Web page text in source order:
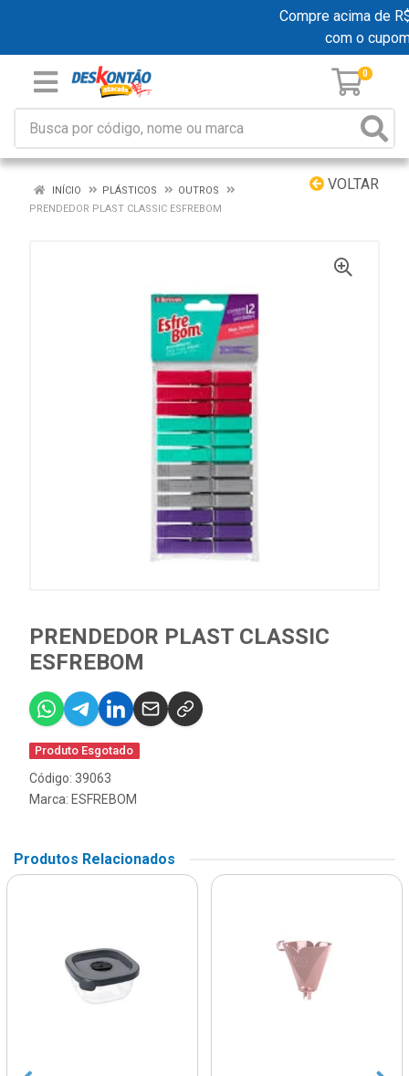
Compre acima de
com o
0
VOLTAR
INÍCIO PLÁSTICOS
OUTROS
PRENDEDOR PLAST CLASSIC ESFREBOM
PRENDEDOR PLAST CLASSIC
ESFREBOM
Produto Esgotado
Código: 39063
Marca: ESFREBOM
Produtos Relacionados